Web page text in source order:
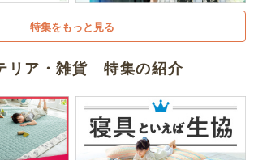
特集をもっと見る
リア・雑貨 特集の紹介